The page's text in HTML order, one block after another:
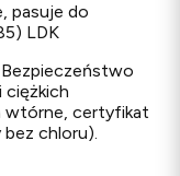
pasuje do
LDK
ciężkich
wtórne, certyfikat
bez chloru).